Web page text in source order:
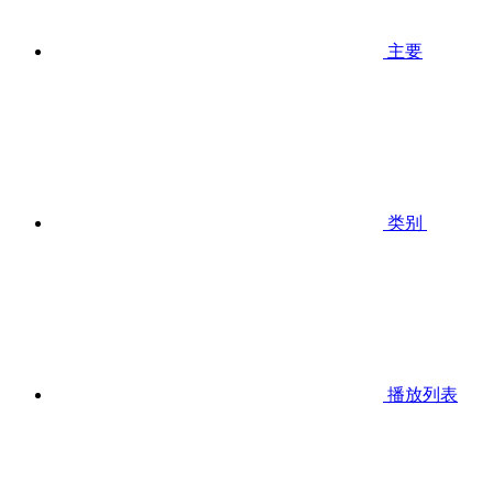
主要
类别
播放列表